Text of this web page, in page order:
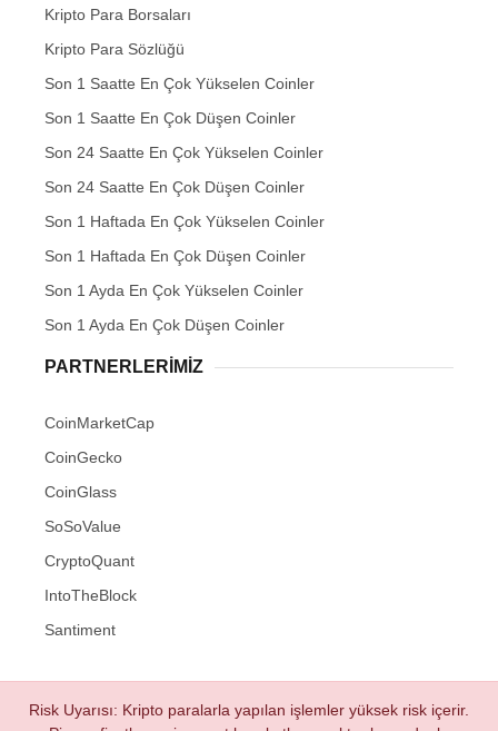
Kripto Para Borsaları
Kripto Para Sözlüğü
Son 1 Saatte En Çok Yükselen Coinler
Son 1 Saatte En Çok Düşen Coinler
Son 24 Saatte En Çok Yükselen Coinler
Son 24 Saatte En Çok Düşen Coinler
Son 1 Haftada En Çok Yükselen Coinler
Son 1 Haftada En Çok Düşen Coinler
Son 1 Ayda En Çok Yükselen Coinler
Son 1 Ayda En Çok Düşen Coinler
PARTNERLERIMIZ
CoinMarketCap
CoinGecko
CoinGlass
SoSoValue
CryptoQuant
IntoTheBlock
Santiment
Risk Uyarısı: Kripto paralarla yapılan işlemler yüksek risk içerir.